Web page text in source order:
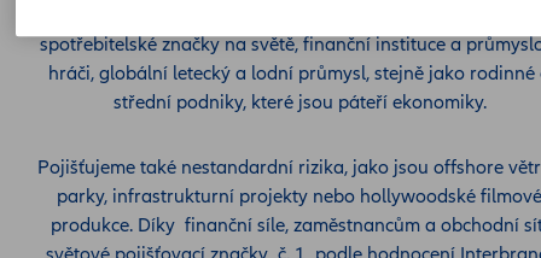
spotřebitelské značky na světě, finanční instituce a
hráči, globální letecký a lodní průmysl, stejně jako rodinné
střední podniky, které jsou páteří ekonomiky.
Pojišťujeme také nestandardní rizika, jako jsou offshore
parky, infrastrukturní projekty nebo hollywoodské filmové
produkce. Díky finanční síle, zaměstnancům a obchodní